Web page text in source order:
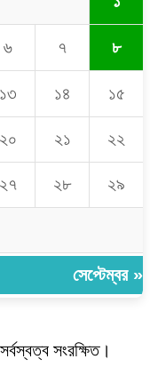
৬ ৭ ৮
১৩ ১৪ ১৫
২০ ২১ ২২
২৭ ২৮ ২৯
সেপ্টেম্বর »
সংরক্ষিত।